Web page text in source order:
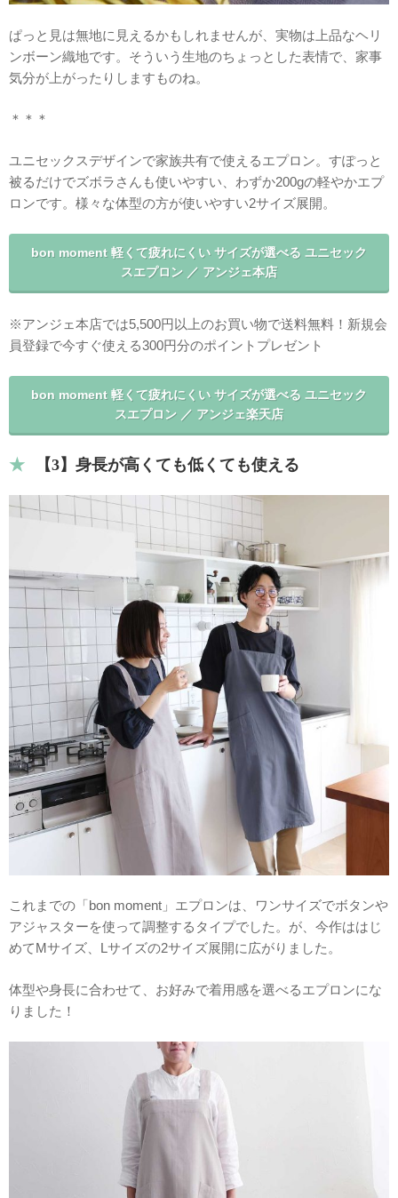
ぱっと見は無地に見えるかもしれませんが、実物は上品なヘリ
ンボーン織地です。そういう生地のちょっとした表情で、家事
気分が上がったりしますものね。
＊＊＊
ユニセックスデザインで家族共有で使えるエプロン。すぽっと
被るだけでズボラさんも使いやすい、わずか200gの軽やかエプ
ロンです。様々な体型の方が使いやすい2サイズ展開。
bon moment 軽くて疲れにくい サイズが選べる ユニセック
スエプロン ／ アンジェ本店
※アンジェ本店では5,500円以上のお買い物で送料無料！新規会
員登録で今すぐ使える300円分のポイントプレゼント
bon moment 軽くて疲れにくい サイズが選べる ユニセック
スエプロン ／ アンジェ楽天店
【3】身長が高くても低くても使える
これまでの「bon moment」エプロンは、ワンサイズでボタンや
アジャスターを使って調整するタイプでした。が、今作ははじ
めてMサイズ、Lサイズの2サイズ展開に広がりました。
体型や身長に合わせて、お好みで着用感を選べるエプロンにな
りました！